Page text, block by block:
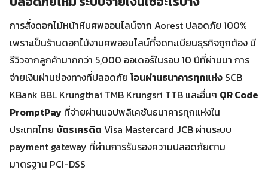
การสั่งดอกไม้หน้าหีบศพออนไลน์จาก Aorest ปลอดภัย 100%
เพราะเป็นร้านดอกไม้งานศพออนไลน์ที่จดทะเบียนธุรกิจถูกต้อง มี
รีวิวจากลูกค้ามากกว่า 5,000 ออเดอร์ในรอบ 10 ปีที่ผ่านมา การ
จ่ายเงินผ่านช่องทางที่ปลอดภัย โอนผ่านธนาคารทุกแห่ง SCB
KBank BBL Krungthai TMB Krungsri TTB และอื่นๆ QR Code
PromptPay ที่จ่ายผ่านแอปพลิเคชันธนาคารทุกแห่งใน
ประเทศไทย บัตรเครดิต Visa Mastercard JCB ผ่านระบบ
payment gateway ที่ผ่านการรับรองความปลอดภัยตาม
มาตรฐาน PCI-DSS